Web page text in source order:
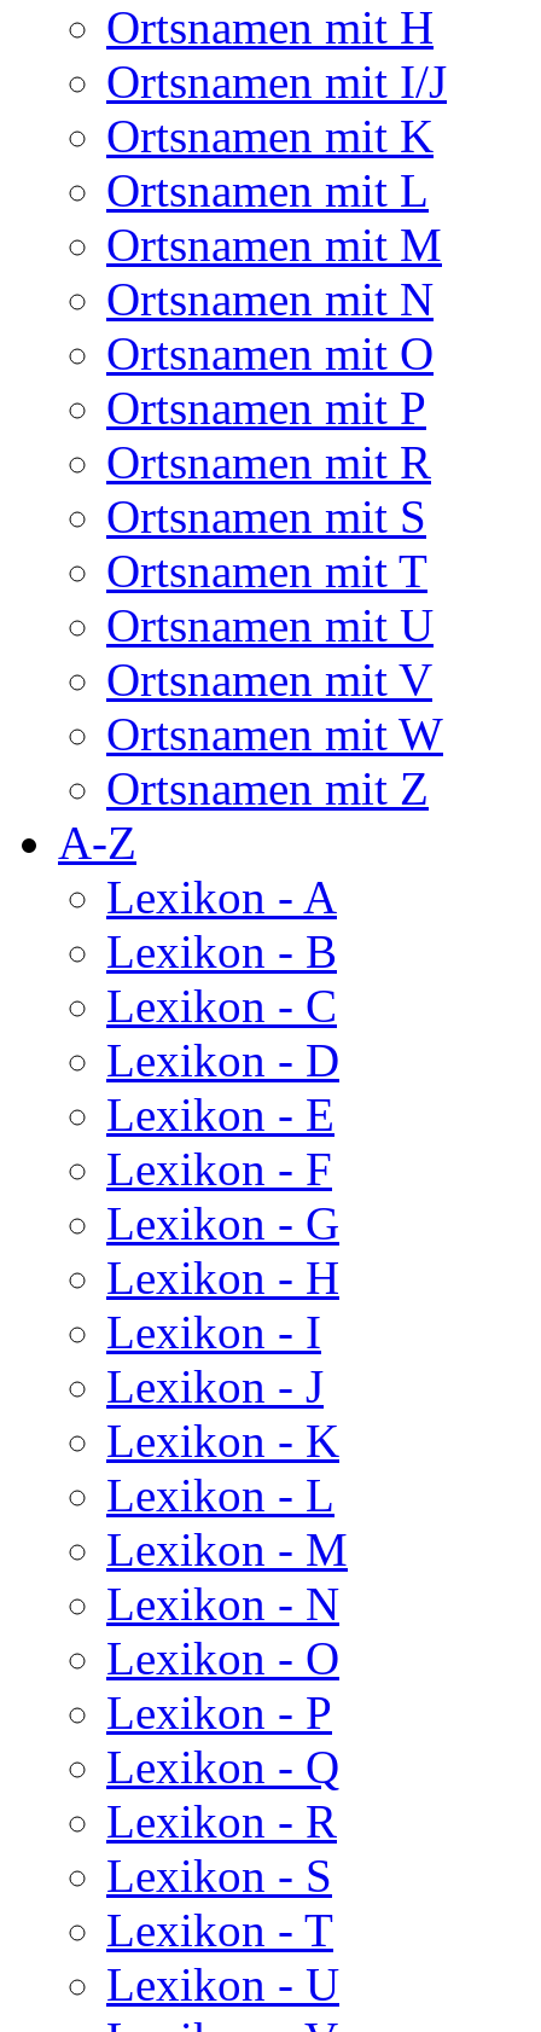
Ortsnamen mit H
Ortsnamen mit I/J
Ortsnamen mit K
Ortsnamen mit L
Ortsnamen mit M
Ortsnamen mit N
Ortsnamen mit O
Ortsnamen mit P
Ortsnamen mit R
Ortsnamen mit S
Ortsnamen mit T
Ortsnamen mit U
Ortsnamen mit V
Ortsnamen mit W
Ortsnamen mit Z
A-Z
Lexikon - A
Lexikon - B
Lexikon - C
Lexikon - D
Lexikon - E
Lexikon - F
Lexikon - G
Lexikon - H
Lexikon - I
Lexikon - J
Lexikon - K
Lexikon - L
Lexikon - M
Lexikon - N
Lexikon - O
Lexikon - P
Lexikon - Q
Lexikon - R
Lexikon - S
Lexikon - T
Lexikon - U